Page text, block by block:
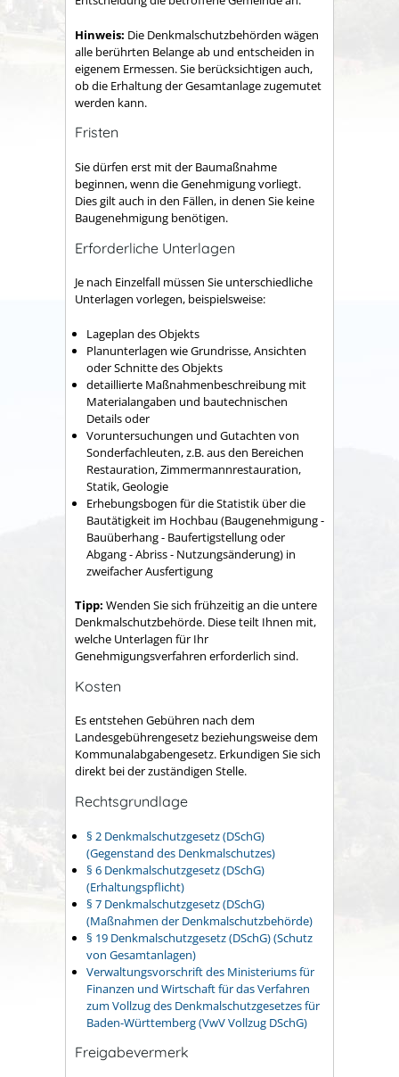
Hinweis: Die Denkmalschutzbehörden wägen
alle berührten Belange ab und entscheiden in
eigenem Ermessen. Sie berücksichtigen auch,
ob die Erhaltung der Gesamtanlage zugemutet
werden kann.
Fristen
Sie dürfen erst mit der Baumaßnahme
beginnen, wenn die Genehmigung vorliegt.
Dies gilt auch in den Fällen, in denen Sie keine
Baugenehmigung benötigen.
Erforderliche Unterlagen
Je nach Einzelfall müssen Sie unterschiedliche
Unterlagen vorlegen, beispielsweise:
Lageplan des Objekts
Planunterlagen wie Grundrisse, Ansichten
oder Schnitte des Objekts
detaillierte Maßnahmenbeschreibung mit
Materialangaben und bautechnischen
Details oder
Voruntersuchungen und Gutachten von
Sonderfachleuten, z.B. aus den Bereichen
Restauration, Zimmermannrestauration,
Statik, Geologie
Erhebungsbogen für die Statistik über die
Bautätigkeit im Hochbau (Baugenehmigung -
Bauüberhang - Baufertigstellung oder
Abgang - Abriss - Nutzungsänderung) in
zweifacher Ausfertigung
Tipp: Wenden Sie sich frühzeitig an die untere
Denkmalschutzbehörde. Diese teilt Ihnen mit,
welche Unterlagen für Ihr
Genehmigungsverfahren erforderlich sind.
Kosten
Es entstehen Gebühren nach dem
Landesgebührengesetz beziehungsweise dem
Kommunalabgabengesetz. Erkundigen Sie sich
direkt bei der zuständigen Stelle.
Rechtsgrundlage
§ 2 Denkmalschutzgesetz (DSchG)
(Gegenstand des Denkmalschutzes)
§ 6 Denkmalschutzgesetz (DSchG)
(Erhaltungspflicht)
§ 7 Denkmalschutzgesetz (DSchG)
(Maßnahmen der Denkmalschutzbehörde)
§ 19 Denkmalschutzgesetz (DSchG) (Schutz
von Gesamtanlagen)
Verwaltungsvorschrift des Ministeriums für
Finanzen und Wirtschaft für das Verfahren
zum Vollzug des Denkmalschutzgesetzes für
Baden-Württemberg (VwV Vollzug DSchG)
Freigabevermerk